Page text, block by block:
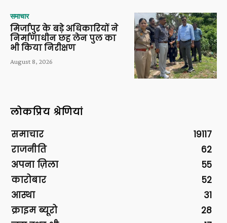
समाचार
मिर्जापुर के बड़े अधिकारियों ने
निर्माणाधीन छह लेन पुल का
भी किया निरीक्षण
August 8, 2026
लोकप्रिय श्रेणियां
समाचार
19117
राजनीति
62
अपना ज़िला
55
कारोबार
52
आस्था
31
क्राइम ब्यूरो
28